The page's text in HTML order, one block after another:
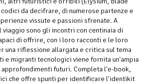
da decifrare, di numerose partenze e
vissute e passioni sfrenate. A
sono gli incontri con centinaia di
di offrire, con i loro racconti e le loro
una riflessione allargata e critica sul tema
e migranti tecnologici viene fornita un'ampia
futuri. Completa l'e-book,
che offre spunti per identificare l'identikit